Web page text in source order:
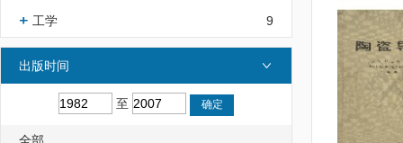
工学 9
出版时间
至
全部